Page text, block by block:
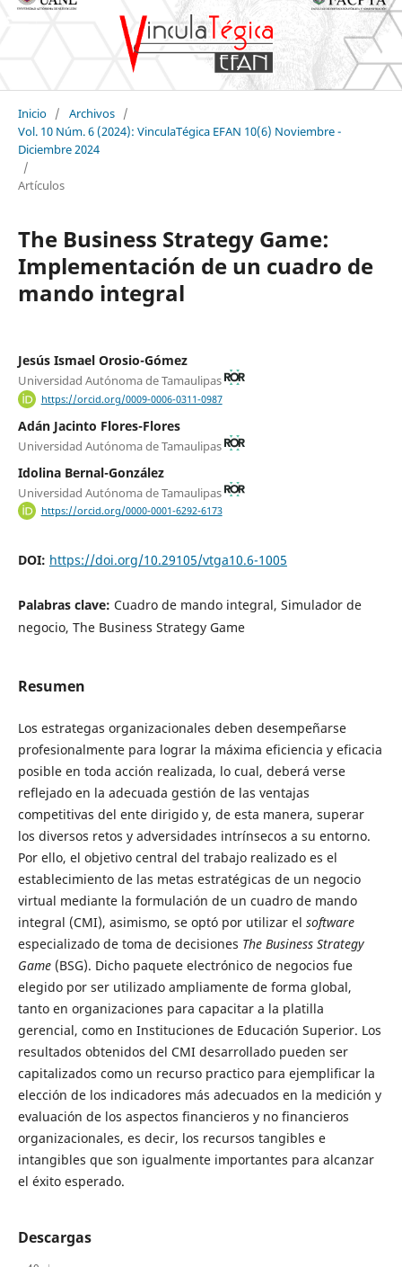
Inicio / Archivos /
Vol. 10 Núm. 6 (2024): VinculaTégica EFAN 10(6) Noviembre -
Diciembre 2024
/
Artículos
The Business Strategy Game:
Implementación de un cuadro de
mando integral
Jesús Ismael Orosio-Gómez
Universidad Autónoma de Tamaulipas
https://orcid.org/0009-0006-0311-0987
Adán Jacinto Flores-Flores
Universidad Autónoma de Tamaulipas
Idolina Bernal-González
Universidad Autónoma de Tamaulipas
https://orcid.org/0000-0001-6292-6173
DOI: https://doi.org/10.29105/vtga10.6-1005
Palabras clave: Cuadro de mando integral, Simulador de
negocio, The Business Strategy Game
Resumen
Los estrategas organizacionales deben desempeñarse
profesionalmente para lograr la máxima eficiencia y eficacia
posible en toda acción realizada, lo cual, deberá verse
reflejado en la adecuada gestión de las ventajas
competitivas del ente dirigido y, de esta manera, superar
los diversos retos y adversidades intrínsecos a su entorno.
Por ello, el objetivo central del trabajo realizado es el
establecimiento de las metas estratégicas de un negocio
virtual mediante la formulación de un cuadro de mando
integral (CMI), asimismo, se optó por utilizar el software
especializado de toma de decisiones The Business Strategy
Game(BSG). Dicho paquete electrónico de negocios fue
elegido por ser utilizado ampliamente de forma global,
tanto en organizaciones para capacitar a la platilla
gerencial, como en Instituciones de Educación Superior. Los
resultados obtenidos del CMI desarrollado pueden ser
capitalizados como un recurso practico para ejemplificar la
elección de los indicadores más adecuados en la medición y
evaluación de los aspectos financieros y no financieros
organizacionales, es decir, los recursos tangibles e
intangibles que son igualmente importantes para alcanzar
el éxito esperado.
Descargas